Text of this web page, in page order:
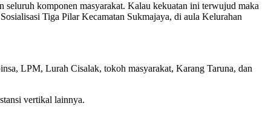
seluruh komponen masyarakat. Kalau kekuatan ini terwujud maka
Tiga Pilar Kecamatan Sukmajaya, di aula Kelurahan
LPM, Lurah Cisalak, tokoh masyarakat, Karang Taruna, dan
vertikal lainnya.